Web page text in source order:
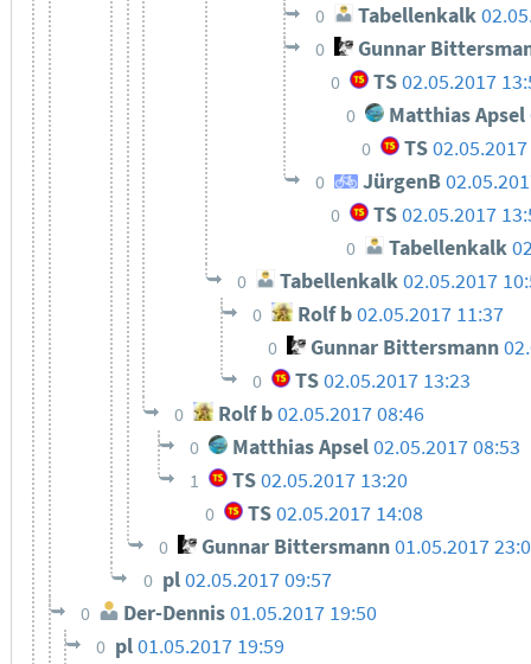
0 Tabellenkalk
0 Gunnar
0 TS02.05.2017
0 Matthias Apsel
0 TS
0 JürgenB
0 TS02.05.2017
0 Tabellenkalk
0 Tabellenkalk 02.05.2017
0 Rolf b 02.05.2017 11:37
0 Gunnar Bittersmann
0 TS02.05.2017 13:23
0 Rolf b 02.05.2017 08:46
0 Matthias Apsel02.05.2017 08:53
1 TS02.05.2017 13:20
0 TS02.05.2017 14:08
0 Gunnar Bittersmann 01.05.2017
0 pl02.05.2017 09:57
0 Der-Dennis 01.05.2017 19:50
0 pl01.05.2017 19:59